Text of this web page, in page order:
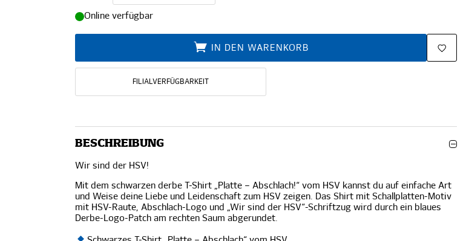
Online verfügbar
IN DEN WARENKORB
FILIALVERFÜGBARKEIT
BESCHREIBUNG
Wir sind der HSV!
Mit dem schwarzen derbe T-Shirt „Platte – Abschlach!“ vom HSV kannst du auf einfache Art
und Weise deine Liebe und Leidenschaft zum HSV zeigen. Das Shirt mit Schallplatten-Motiv
mit HSV-Raute, Abschlach-Logo und „Wir sind der HSV“-Schriftzug wird durch ein blaues
Derbe-Logo-Patch am rechten Saum abgerundet.